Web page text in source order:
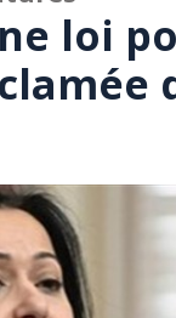
loi